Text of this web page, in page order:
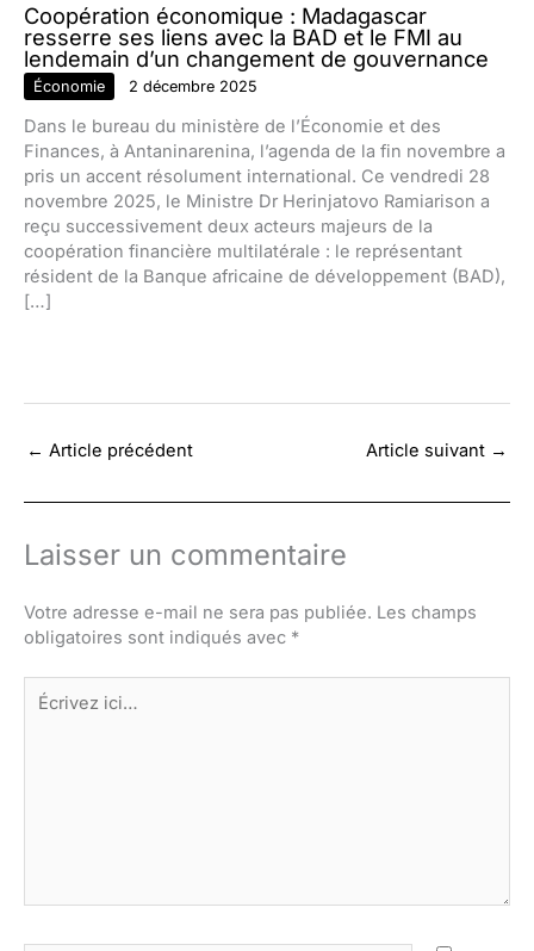
Coopération économique : Madagascar
resserre ses liens avec la BAD et le FMI au
lendemain d’un changement de gouvernance
Économie 2 décembre 2025
Dans le bureau du ministère de l’Économie et des
Finances, à Antaninarenina, l’agenda de la fin novembre a
pris un accent résolument international. Ce vendredi 28
novembre 2025, le Ministre Dr Herinjatovo Ramiarison a
reçu successivement deux acteurs majeurs de la
coopération financière multilatérale : le représentant
résident de la Banque africaine de développement (BAD),
[…]
← Article précédent Article suivant →
Laisser un commentaire
Votre adresse e-mail ne sera pas publiée. Les champs
obligatoires sont indiqués avec *
Écrivez
ici…